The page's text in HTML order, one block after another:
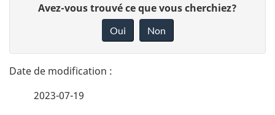
t
a
n
Avez-vous trouvé ce que vous cherchiez?
Oui Non
2023-07-19